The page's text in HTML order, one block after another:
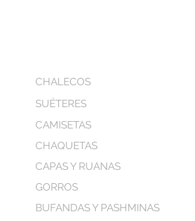
CHALECOS
SUÉTERES
CAMISETAS
CHAQUETAS
CAPAS Y RUANAS
GORROS
BUFANDAS Y PASHMINAS